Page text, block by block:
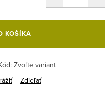
KOŠÍKA
Zvoľte variant
Zdieľať